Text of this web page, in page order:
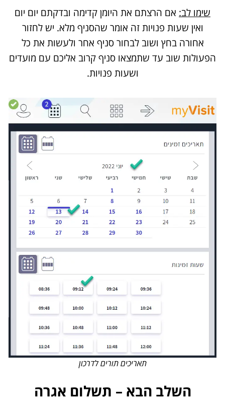
שימו לב: אם הרצתם את היומן קדימה ובדקתם יום יום
ואין שעות פנויות זה אומר שהסניף מלא. יש לחזור
אחורה בחץ ושוב לבחור סניף אחר ולעשות את כל
הפעולות שוב עד שתמצאו סניף קרוב אליכם עם מועדים
ושעות פנויות.
תאריכים תורים לדרכון
השלב הבא – תשלום אגרה